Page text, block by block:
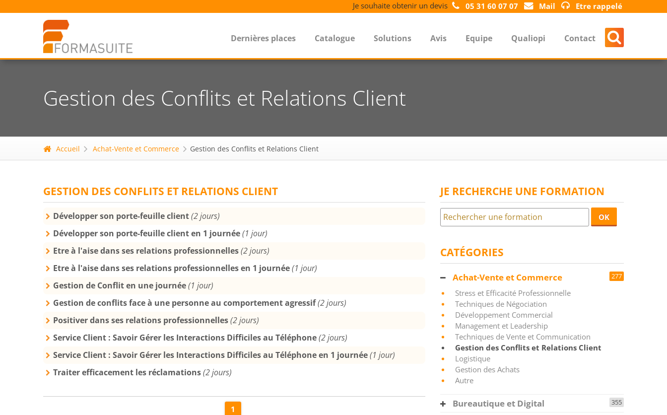
Je souhaite obtenir un devis 05 31 60 07 07 Mail Etre rappelé
Dernières places Catalogue Solutions Avis Equipe Qualiopi Contact
Gestion des Conflits et Relations Client
Accueil Achat-Vente et Commerce Gestion des Conflits et Relations Client
GESTION DES CONFLITS ET RELATIONS CLIENT
Développer son porte-feuille client(2 jours)
Développer son porte-feuille client en 1 journée(1 jour)
Etre à l'aise dans ses relations professionnelles(2 jours)
Etre à l'aise dans ses relations professionnelles en 1 journée(1 jour)
Gestion de Conflit en une journée(1 jour)
Gestion de conflits face à une personne au comportement agressif(2 jours)
Positiver dans ses relations professionnelles(2 jours)
Service Client : Savoir Gérer les Interactions Difficiles au Téléphone(2 jours)
Service Client : Savoir Gérer les Interactions Difficiles au Téléphone en 1 journée(1 jour)
Traiter efficacement les réclamations(2 jours)
1
JE RECHERCHE UNE FORMATION
OK
CATÉGORIES
Achat-Vente et Commerce 277
Stress et Efficacité Professionnelle
Techniques de Négociation
Développement Commercial
Management et Leadership
Techniques de Vente et Communication
Gestion des Conflits et Relations Client
Logistique
Gestion des Achats
Autre
Bureautique et Digital 355